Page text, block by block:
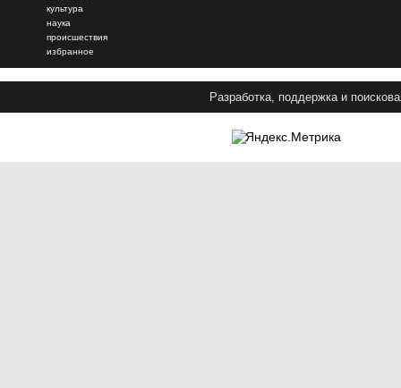
культура
наука
происшествия
избранное
Разработка, поддержка и